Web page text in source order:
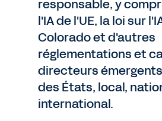
responsable, y
l'IA de l'UE, la loi sur
Colorado et d'autres
réglementations et
directeurs
des États, local,
international.